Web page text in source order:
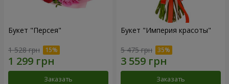
Букет "Персея"
1 528 грн
Заказать
Букет "Империя красоты"
5 475 грн
Заказать